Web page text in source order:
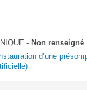
- Non renseigné
d’une